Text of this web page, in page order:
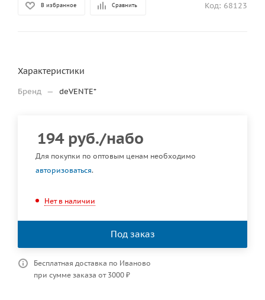
В избранное Сравнить Код: 68123
Характеристики
Бренд — deVENTE*
194руб./набо
Для покупки по оптовым ценам необходимо
авторизоваться.
Нет в наличии
Под заказ
Бесплатная доставка по Иваново
при сумме заказа от 3000 ₽